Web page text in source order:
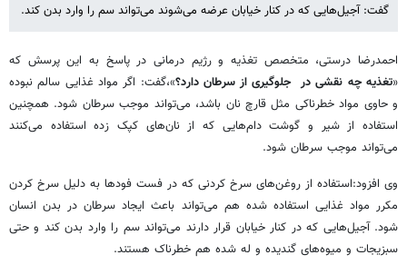
گفت: آجیل‌هایی که در کنار خیابان عرضه می‌شوند می‌تواند سم را وارد بدن کند.
احمدرضا درستی، متخصص تغذیه و رژیم درمانی در پاسخ به این پرسش که
«تغذیه‌ چه نقشی در جلوگیری از سرطان دارد؟»،گفت: اگر مواد غذایی سالم نبوده
و حاوی مواد خطرناکی مثل قارچ نان باشد، می‌تواند موجب سرطان شود. همچنین
استفاده از شیر و گوشت دام‌هایی که از نان‌های کپک زده استفاده می‌کنند
می‌تواند موجب سرطان شود.
وی افزود:‌استفاده از روغن‌های سرخ کردنی که در فست فودها به دلیل سرخ کردن
مکرر مواد غذایی استفاده شده هم می‌تواند باعث ایجاد سرطان در بدن انسان
شود. آجیل‌هایی که در کنار خیابان قرار دارند می‌تواند سم را وارد بدن کند و حتی
سبزیجات و میوه‌های گندیده و له شده هم خطرناک هستند.